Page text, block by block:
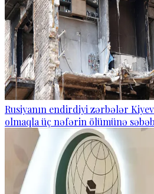
Rusiyanın endirdiyi zərbələr Kiyev
olmaqla üç nəfərin ölümünə